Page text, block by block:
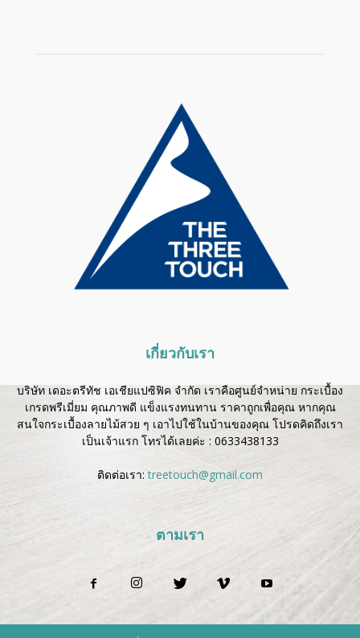
เกี่ยวกับเรา
บริษัท เดอะตรีทัช เอเชียแปซิฟิค จำกัด เราคือศูนย์จำหน่าย กระเบื้อง
เกรดพรีเมี่ยม คุณภาพดี แข็งแรงทนทาน ราคาถูกเพื่อคุณ หากคุณ
สนใจกระเบื้องลายไม้สวย ๆ เอาไปใช้ในบ้านของคุณ โปรดคิดถึงเรา
เป็นเจ้าแรก โทรได้เลยค่ะ : 0633438133
ติดต่อเรา:treetouch@gmail.com
ตามเรา